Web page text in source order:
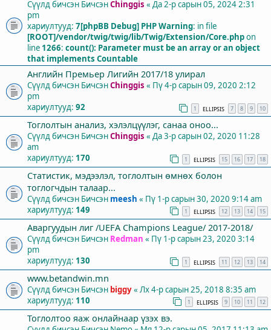
Сүүлд бичсэн БичсэнChinggis « Да 2-р сарын 05, 2024 2:31
pm
хариултууд: 7[phpBB Debug] PHP Warning: in file
[ROOT]/vendor/twig/twig/lib/Twig/Extension/Core.phpon
line 1266: count(): Parameter must be an array or an object
that implements Countable
Английн Премьер Лигийн 2017/18 улирал
Сүүлд бичсэн БичсэнChinggis « Пү 4-р сарын 09, 2020 2:12
pm
хариултууд: 92 1 ELLIPSIS 7 8 9 10
Тоглолтын анализ, хэлэлцүүлэг, санаа оноо...
Сүүлд бичсэн БичсэнChinggis « Да 3-р сарын 02, 2020 11:28
am
хариултууд: 170 1 ELLIPSIS 15 16 17 18
Статистик, мэдээлэл, тоглолтын өмнөх болон
тоглогчдын талаар...
Сүүлд бичсэн Бичсэн meesh « Пү 1-р сарын 30, 2020 9:14 am
хариултууд: 149 1 ELLIPSIS 12 13 14 15
Аваргуудын лиг /UEFA Champions League/ 2017-2018/
Сүүлд бичсэн Бичсэн Redman « Пү 1-р сарын 23, 2020 3:14
pm
хариултууд: 130 1 ELLIPSIS 11 12 13 14
www.betandwin.mn
Сүүлд бичсэн Бичсэн biggy« Лх 4-р сарын 25, 2018 8:35 am
хариултууд: 110 1 ELLIPSIS 9 10 11 12
Тоглолтоо яаж онлайнаар үзэх вэ.